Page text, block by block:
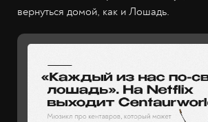
вернуться домой, как и Лошадь.